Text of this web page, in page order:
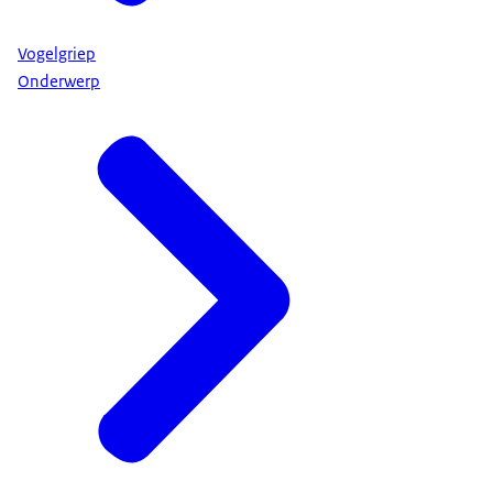
Vogelgriep
Onderwerp